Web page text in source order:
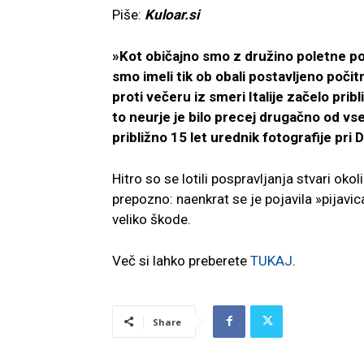
Piše: Kuloar.si
»Kot običajno smo z družino poletne
smo imeli tik ob obali postavljeno
proti večeru iz smeri Italije začelo
to neurje je bilo precej drugačno od
približno 15 let urednik fotografije pri
Hitro so se lotili pospravljanja stvari
prepozno: naenkrat se je pojavila
veliko škode.
Več si lahko preberete TUKAJ.
Share